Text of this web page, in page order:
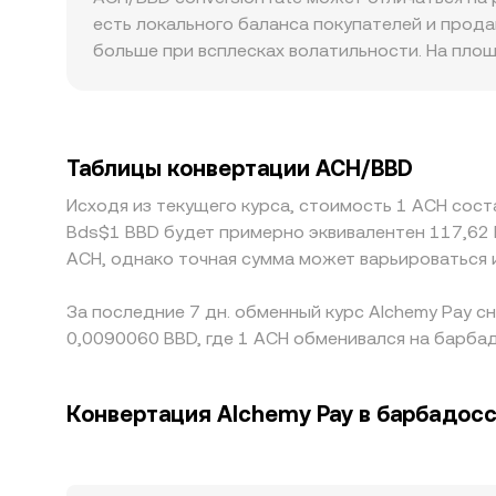
даже при ограниченной ликвидности
а также глубина ликвидности на DEX и CEX,
где ACH торгуется в пулах ликвидности
пуле, а мгновенная цена приближённо равна
используемый в конвертации, как правило,
есть локального баланса покупателей и
больше при всплесках волатильности. На
ориентиром служит ACH/USDT, после чего
это транзитивно влияет на итоговый ACH/
комиссии, риск исполняемости и лимиты на
Таблицы конвертации ACH/BBD
Исходя из текущего курса, стоимость 1 ACH
Bds$1 BBD будет примерно эквивалентен
ACH, однако точная сумма может
За последние 7 дн. обменный курс Alchemy Pay
0,0090060 BBD, где 1 ACH обменивался на
Конвертация Alchemy Pay в